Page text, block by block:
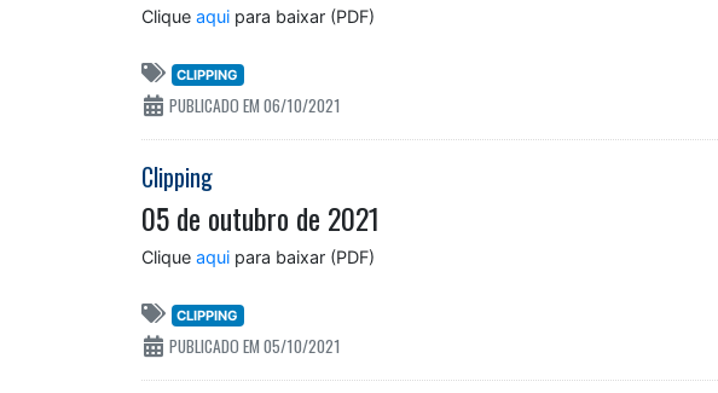
Clique aqui para baixar (PDF)
CLIPPING
PUBLICADO EM 06/10/2021
Clipping
05 de outubro de 2021
Clique aqui para baixar (PDF)
CLIPPING
PUBLICADO EM 05/10/2021